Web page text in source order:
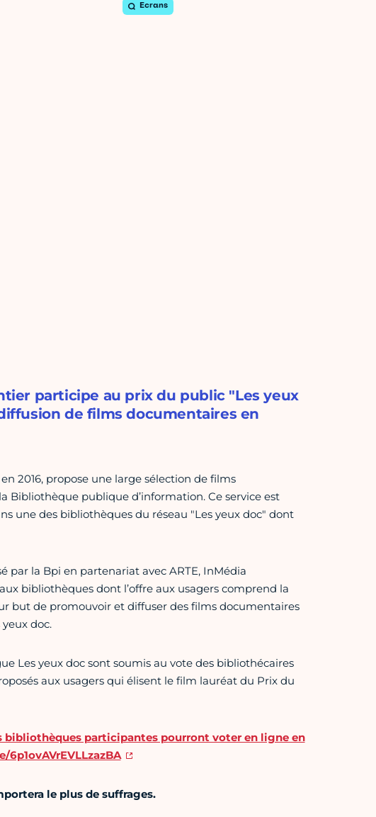
Ecrans
participe au prix du public "Les yeux
de films documentaires en
en 2016, propose une large sélection de films
Bibliothèque publique d’information. Ce service est
une des bibliothèques du réseau "Les yeux doc" dont
par la Bpi en partenariat avec ARTE, InMédia
bibliothèques dont l’offre aux usagers comprend la
but de promouvoir et diffuser des films documentaires
doc.
Les yeux doc sont soumis au vote des bibliothécaires
aux usagers qui élisent le film lauréat du Prix du
bibliothèques participantes pourront voter en ligne en
le plus de suffrages.